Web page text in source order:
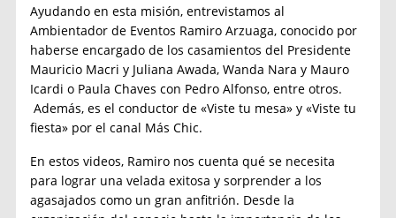
Ayudando en esta misión, entrevistamos al
Ambientador de Eventos Ramiro Arzuaga, conocido por
haberse encargado de los casamientos del Presidente
Mauricio Macri y Juliana Awada, Wanda Nara y Mauro
Icardi o Paula Chaves con Pedro Alfonso, entre otros.
Además, es el conductor de «Viste tu mesa» y «Viste tu
fiesta» por el canal Más Chic.
En estos videos, Ramiro nos cuenta qué se necesita
para lograr una velada exitosa y sorprender a los
agasajados como un gran anfitrión. Desde la